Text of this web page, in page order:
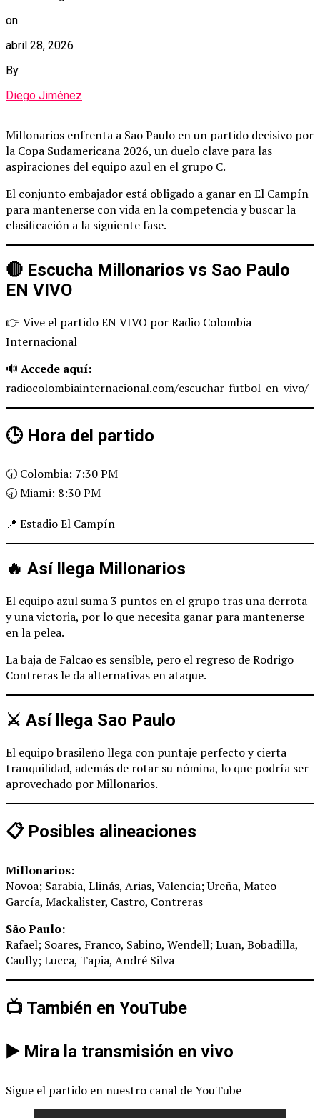
on
abril 28, 2026
By
Diego Jiménez
Millonarios enfrenta a Sao Paulo en un partido decisivo por
la Copa Sudamericana 2026, un duelo clave para las
aspiraciones del equipo azul en el grupo C.
El conjunto embajador está obligado a ganar en El Campín
para mantenerse con vida en la competencia y buscar la
clasificación a la siguiente fase.
🔴 Escucha Millonarios vs Sao Paulo
EN VIVO
👉 Vive el partido EN VIVO por Radio Colombia
Internacional
🔊 Accede aquí:
radiocolombiainternacional.com/escuchar-futbol-en-vivo/
🕒 Hora del partido
🕢 Colombia: 7:30 PM
🕣 Miami: 8:30 PM
📍 Estadio El Campín
🔥 Así llega Millonarios
El equipo azul suma 3 puntos en el grupo tras una derrota
y una victoria, por lo que necesita ganar para mantenerse
en la pelea.
La baja de Falcao es sensible, pero el regreso de Rodrigo
Contreras le da alternativas en ataque.
⚔️ Así llega Sao Paulo
El equipo brasileño llega con puntaje perfecto y cierta
tranquilidad, además de rotar su nómina, lo que podría ser
aprovechado por Millonarios.
📋 Posibles alineaciones
Millonarios:
Novoa; Sarabia, Llinás, Arias, Valencia; Ureña, Mateo
García, Mackalister, Castro, Contreras
São Paulo:
Rafael; Soares, Franco, Sabino, Wendell; Luan, Bobadilla,
Caully; Lucca, Tapia, André Silva
📺 También en YouTube
▶️ Mira la transmisión en vivo
Sigue el partido en nuestro canal de YouTube